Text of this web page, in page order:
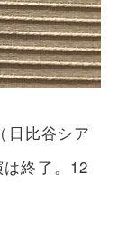
日比谷シア
終了。12